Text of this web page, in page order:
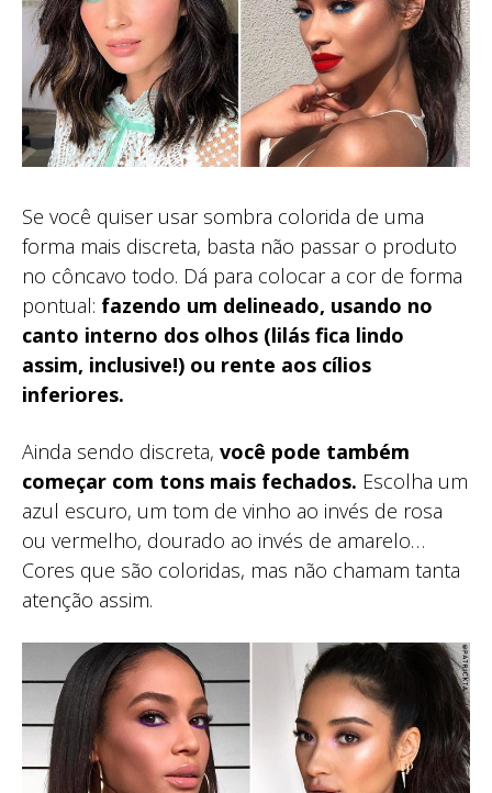
Se você quiser usar sombra colorida de uma
forma mais discreta, basta não passar o produto
no côncavo todo. Dá para colocar a cor de forma
pontual: fazendo um delineado, usando no
canto interno dos olhos (lilás fica lindo
assim, inclusive!) ou rente aos cílios
inferiores.
Ainda sendo discreta, você pode também
começar com tons mais fechados. Escolha um
azul escuro, um tom de vinho ao invés de rosa
ou vermelho, dourado ao invés de amarelo…
Cores que são coloridas, mas não chamam tanta
atenção assim.